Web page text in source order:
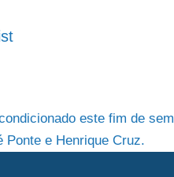
este fim de
Ponte e Henrique Cruz.